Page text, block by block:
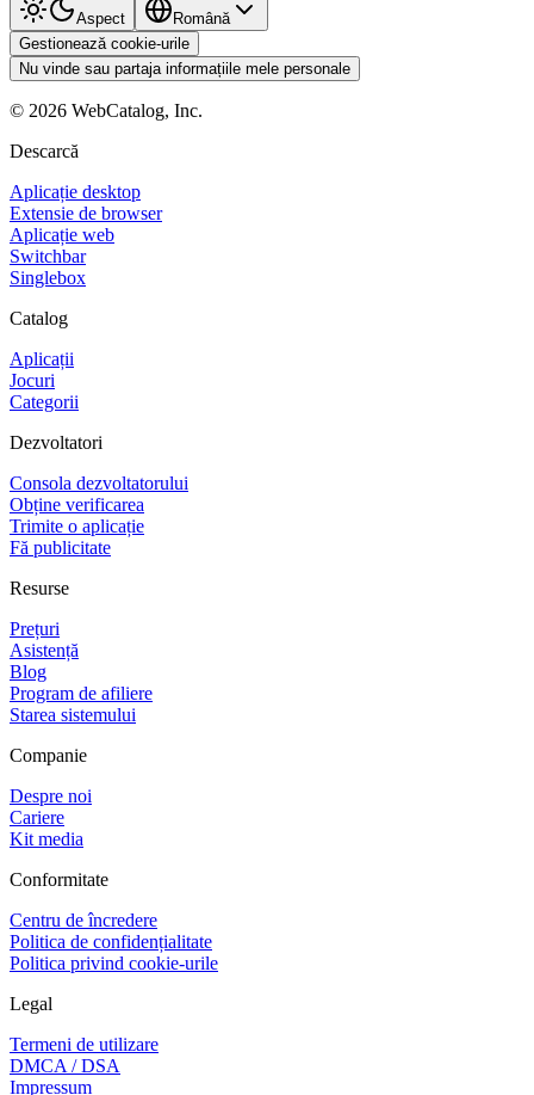
Aspect
Română
Gestionează cookie-urile
Nu vinde sau partaja informațiile mele personale
© 2026 WebCatalog, Inc.
Descarcă
Aplicație desktop
Extensie de browser
Aplicație web
Switchbar
Singlebox
Catalog
Aplicații
Jocuri
Categorii
Dezvoltatori
Consola dezvoltatorului
Obține verificarea
Trimite o aplicație
Fă publicitate
Resurse
Prețuri
Asistență
Blog
Program de afiliere
Starea sistemului
Companie
Despre noi
Cariere
Kit media
Conformitate
Centru de încredere
Politica de confidențialitate
Politica privind cookie-urile
Legal
Termeni de utilizare
DMCA / DSA
Impressum